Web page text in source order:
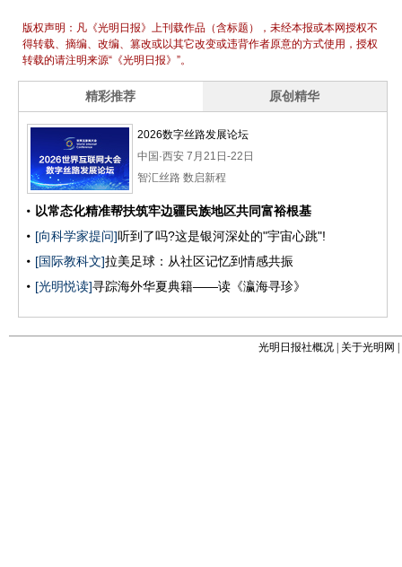
光明日报社概况 关于光明网